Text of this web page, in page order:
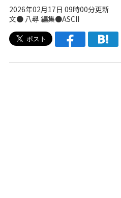
2026年02月17日 09時00分更新
文● 八尋 編集●ASCII